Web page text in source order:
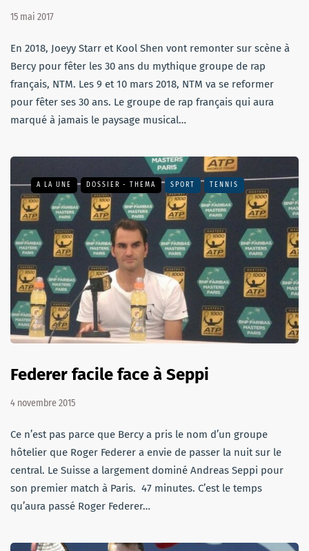
15 mai 2017
En 2018, Joeyy Starr et Kool Shen vont remonter sur scène à
Bercy pour fêter les 30 ans du mythique groupe de rap
français, NTM. Les 9 et 10 mars 2018, NTM va se reformer
pour fêter ses 30 ans. Le groupe de rap français qui aura
marqué à jamais le paysage musical…
A LA UNE DOSSIER - THEMA SPORT TENNIS
Federer facile face à Seppi
4 novembre 2015
Ce n’est pas parce que Bercy a pris le nom d’un groupe
hôtelier que Roger Federer a envie de passer la nuit sur le
central. Le Suisse a largement dominé Andreas Seppi pour
son premier match à Paris. 47 minutes. C’est le temps
qu’aura passé Roger Federer…